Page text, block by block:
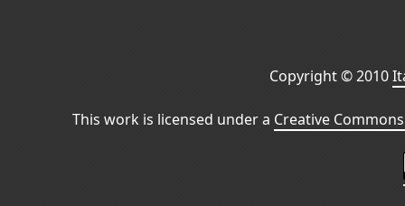
Copyright © 2010
This work is licensed under a Creative